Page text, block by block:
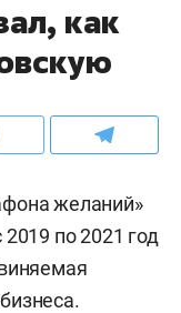
как
желаний»
2019 по 2021 год